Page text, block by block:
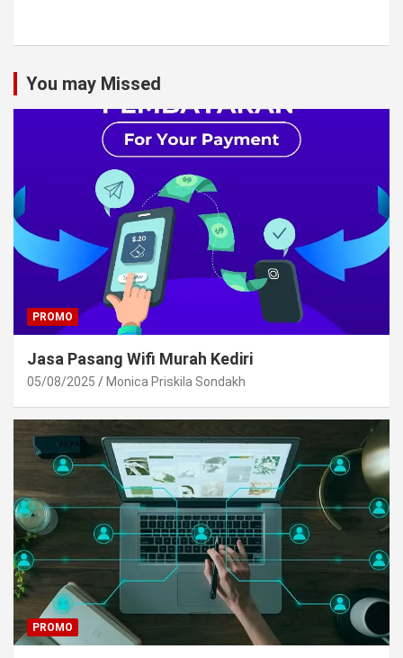
You may Missed
PROMO
Jasa Pasang Wifi Murah Kediri
05/08/2025 Monica Priskila Sondakh
PROMO